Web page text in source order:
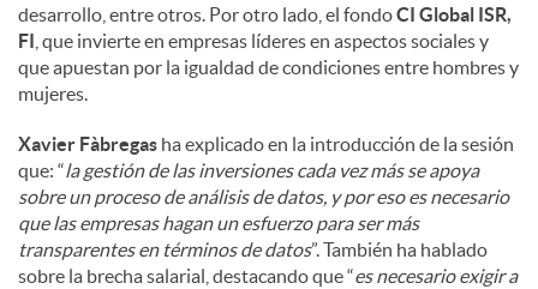
desarrollo, entre otros. Por otro lado, el fondoCI Global ISR,
FI , que invierte en empresas líderes en aspectos sociales y
que apuestan por la igualdad de condiciones entre hombres y
mujeres.
Xavier Fàbregas ha explicado en la introducción de la sesión
que: “la gestión de las inversiones cada vez más se apoya
sobre un proceso de análisis de datos, y por eso es necesario
que las empresas hagan un esfuerzo para ser más
transparentes en términos de datos”. También ha hablado
sobre la brecha salarial, destacando que “es necesario exigir a